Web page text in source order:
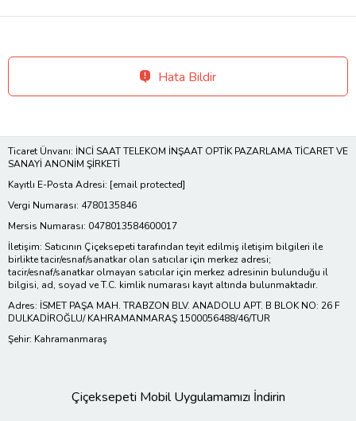
Hata Bildir
Ticaret Ünvanı: İNCİ SAAT TELEKOM İNŞAAT OPTİK PAZARLAMA TİCARET VE
SANAYİ ANONİM ŞİRKETİ
Kayıtlı E-Posta Adresi: [email protected]
Vergi Numarası: 4780135846
Mersis Numarası: 0478013584600017
İletişim: Satıcının Çiçeksepeti tarafından teyit edilmiş iletişim bilgileri ile
birlikte tacir/esnaf/sanatkar olan satıcılar için merkez adresi;
tacir/esnaf/sanatkar olmayan satıcılar için merkez adresinin bulunduğu il
bilgisi, ad, soyad ve T.C. kimlik numarası kayıt altında bulunmaktadır.
Adres: İSMET PAŞA MAH. TRABZON BLV. ANADOLU APT. B BLOK NO: 26 F
DULKADİROĞLU/ KAHRAMANMARAŞ 1500056488/46/TUR
Şehir: Kahramanmaraş
Çiçeksepeti Mobil Uygulamamızı İndirin